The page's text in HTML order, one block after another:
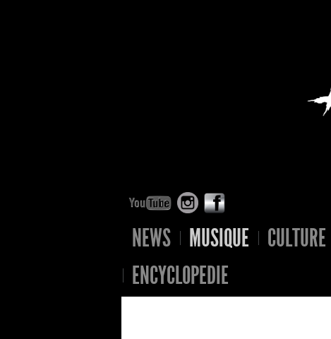
NEWS MUSIQUE CULTURE
ENCYCLOPEDIE